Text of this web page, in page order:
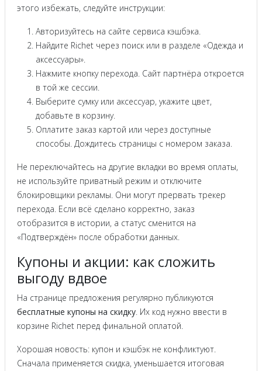
этого избежать, следуйте инструкции:
Авторизуйтесь на сайте сервиса кэшбэка.
Найдите Richet через поиск или в разделе «Одежда и
аксессуары».
Нажмите кнопку перехода. Сайт партнёра откроется
в той же сессии.
Выберите сумку или аксессуар, укажите цвет,
добавьте в корзину.
Оплатите заказ картой или через доступные
способы. Дождитесь страницы с номером заказа.
Не переключайтесь на другие вкладки во время оплаты,
не используйте приватный режим и отключите
блокировщики рекламы. Они могут прервать трекер
перехода. Если всё сделано корректно, заказ
отобразится в истории, а статус сменится на
«Подтверждён» после обработки данных.
Купоны и акции: как сложить
выгоду вдвое
На странице предложения регулярно публикуются
бесплатные купоны на скидку. Их код нужно ввести в
корзине Richet перед финальной оплатой.
Хорошая новость: купон и кэшбэк не конфликтуют.
Сначала применяется скидка, уменьшается итоговая